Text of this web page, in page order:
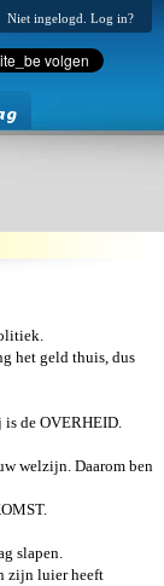
Niet ingelogd. Log in?
het geld thuis, dus
de OVERHEID.
welzijn. Daarom ben
slapen.
zijn luier heeft